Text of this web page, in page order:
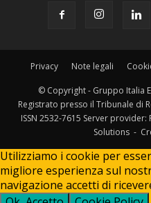
Privacy Note legali
© Copyright - Gruppo Italia
Registrato presso il Tribunale di
ISSN 2532-7615 Server
Solutions -
Utilizziamo i cookie per
migliore esperienza sul
navigazione accetti di